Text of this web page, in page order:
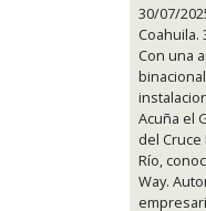
30/07/
Coahuila.
Con una
Acuña el
del Cruce
Río,
Way.